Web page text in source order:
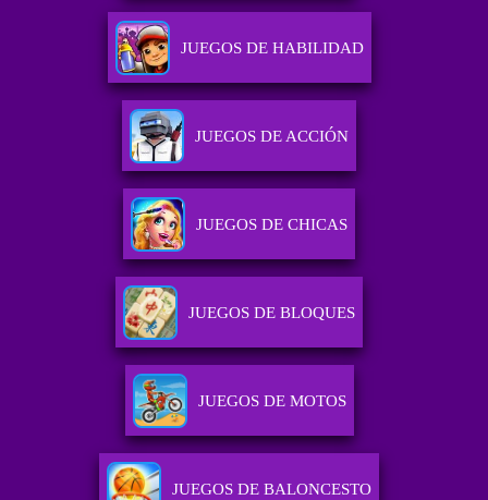
JUEGOS DE HABILIDAD
JUEGOS DE ACCIÓN
JUEGOS DE CHICAS
JUEGOS DE BLOQUES
JUEGOS DE MOTOS
JUEGOS DE BALONCESTO